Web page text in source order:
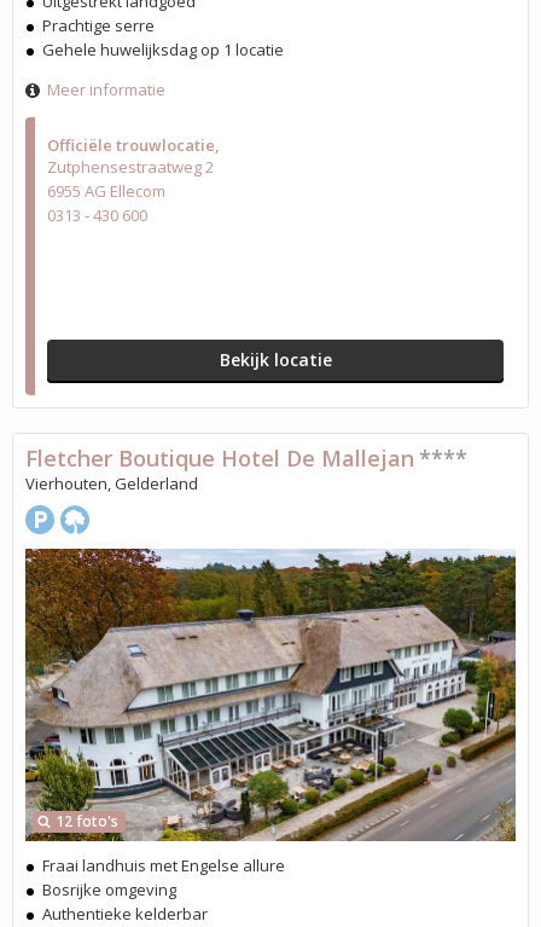
Officiële trouwlocatie
Zutphensestraatweg 2
6955 AG Ellecom
0313 - 430 600
Bekijk locatie
Prachtige serre
Gehele huwelijksdag op 1 locatie
Meer informatie
12 foto's
Fletcher Boutique Hotel De Mallejan ****
Vierhouten, Gelderland
Fraai landhuis met Engelse allure
Bosrijke omgeving
Authentieke kelderbar